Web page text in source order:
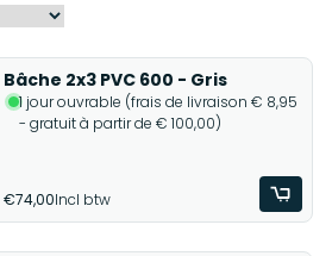
Bâche 2x3 PVC 600 - Gris
1 jour ouvrable (frais de livraison € 8,95
- gratuit à partir de € 100,00)
€74,00Incl btw